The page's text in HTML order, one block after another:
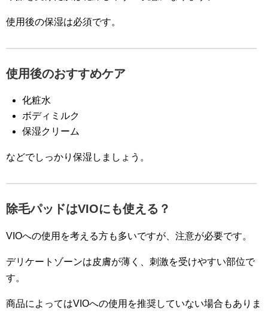
使用後の保湿は必須です。
使用後のおすすめケア
化粧水
ボディミルク
保湿クリーム
などでしっかり保湿しましょう。
除毛パッドはVIOにも使える？
VIOへの使用を考える方も多いですが、注意が必要です。
デリケートゾーンは皮膚が薄く、刺激を受けやすい部位で
す。
商品によってはVIOへの使用を推奨していない場合もありま